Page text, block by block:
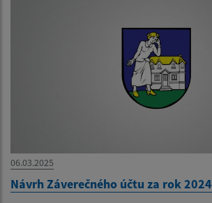
06.03.2025
Návrh Záverečného účtu za rok 2024